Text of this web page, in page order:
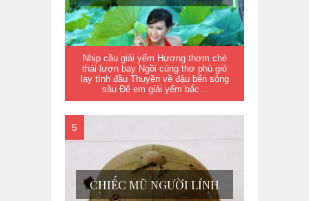
Nhịp cầu giải yếm Hương thơm chè
thái lượn bay Ngồi cùng thơ phú gió
lay tình đầu Thuyền về đậu bến sông
sâu Để em giải yếm bắc...
CHIẾC MŨ NGƯỜI LÍNH